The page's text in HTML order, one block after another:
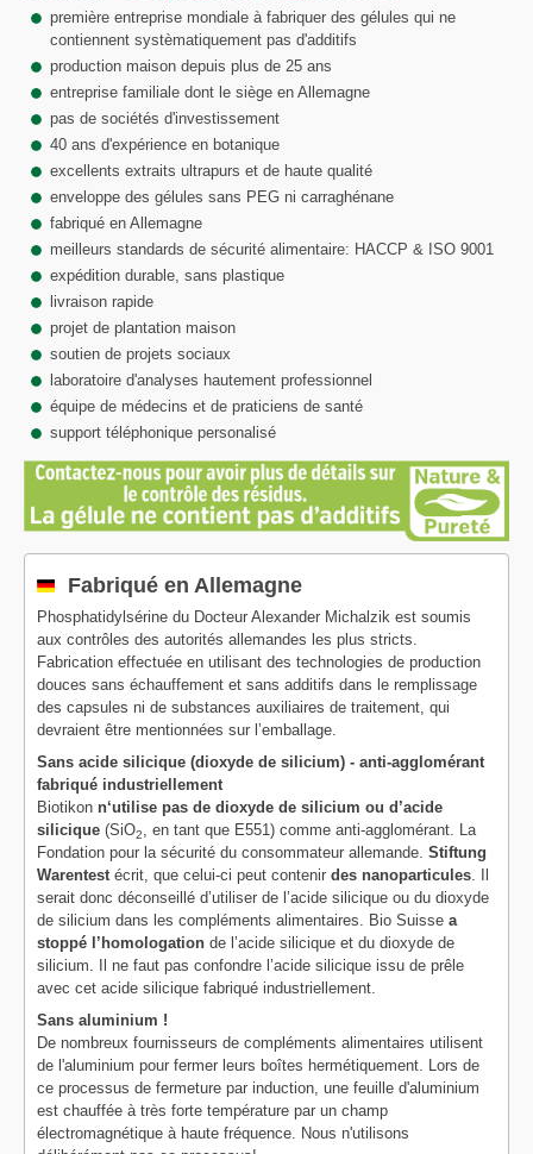
première entreprise mondiale à fabriquer des gélules qui ne
contiennent systèmatiquement pas d'additifs
production maison depuis plus de 25 ans
entreprise familiale dont le siège en Allemagne
pas de sociétés d'investissement
40 ans d'expérience en botanique
excellents extraits ultrapurs et de haute qualité
enveloppe des gélules sans PEG ni carraghénane
fabriqué en Allemagne
meilleurs standards de sécurité alimentaire: HACCP & ISO 9001
expédition durable, sans plastique
livraison rapide
projet de plantation maison
soutien de projets sociaux
laboratoire d'analyses hautement professionnel
équipe de médecins et de praticiens de santé
support téléphonique personalisé
Fabriqué en Allemagne
Phosphatidylsérine du Docteur Alexander Michalzik est soumis
aux contrôles des autorités allemandes les plus stricts.
Fabrication effectuée en utilisant des technologies de production
douces sans échauffement et sans additifs dans le remplissage
des capsules ni de substances auxiliaires de traitement, qui
devraient être mentionnées sur l’emballage.
Sans acide silicique (dioxyde de silicium) - anti-agglomérant
fabriqué industriellement
Biotikon n‘utilise pas de dioxyde de silicium ou d’acide
silicique (SiO2, en tant que E551) comme anti-agglomérant. La
Fondation pour la sécurité du consommateur allemande. Stiftung
Warentestécrit, que celui-ci peut contenir des nanoparticules. Il
serait donc déconseillé d’utiliser de l’acide silicique ou du dioxyde
de silicium dans les compléments alimentaires. Bio Suisse a
stoppé l’homologation de l’acide silicique et du dioxyde de
silicium. Il ne faut pas confondre l’acide silicique issu de prêle
avec cet acide silicique fabriqué industriellement.
Sans aluminium !
De nombreux fournisseurs de compléments alimentaires utilisent
de l'aluminium pour fermer leurs boîtes hermétiquement. Lors de
ce processus de fermeture par induction, une feuille d'aluminium
est chauffée à très forte température par un champ
électromagnétique à haute fréquence. Nous n'utilisons